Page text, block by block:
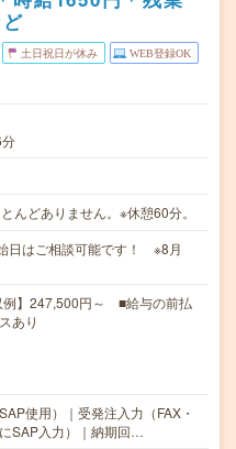
土日祝日が休み WEB登録OK
どありません。※休憩60分。
はご相談可能です！ ※8月
】247,500円～ ■給与の前払
あり
使用）｜受発注入力（FAX・
SAP入力）｜納期回…